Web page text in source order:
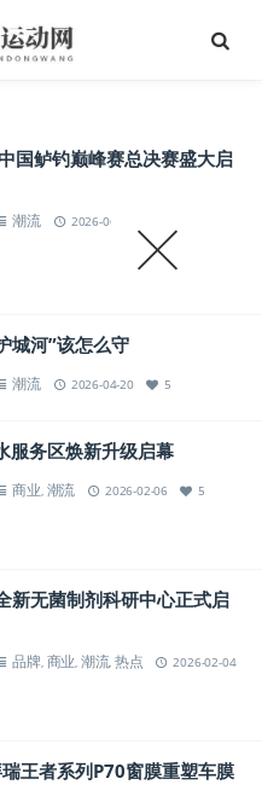
国鲈钓巅峰赛总决赛盛大启
潮流 2026-06-18
城河”该怎么守
潮流 2026-04-20 5
服务区焕新升级启幕
商业 潮流 2026-02-06 5
新无菌制剂科研中心正式启
品牌, 商业, 潮流, 热点
2026-02-04
王者系列P70窗膜重塑车膜